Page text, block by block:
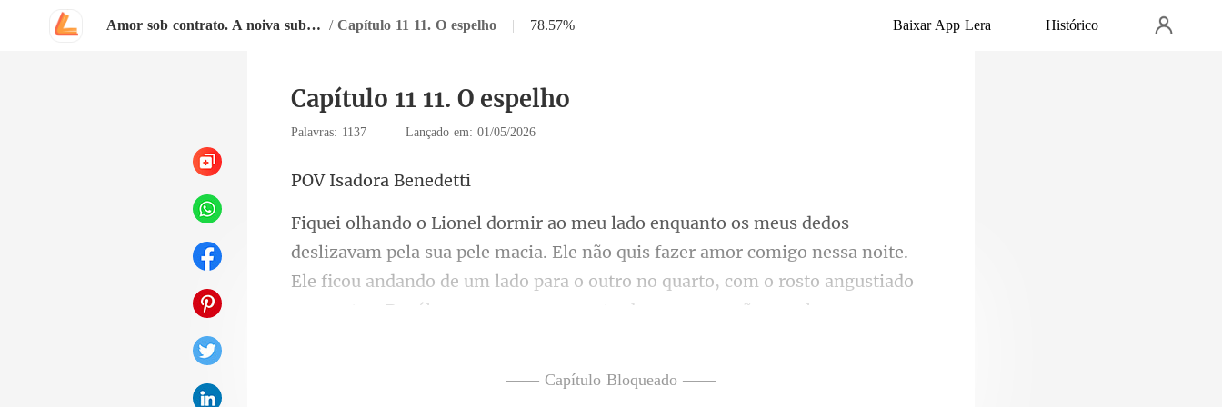
Amor sob contrato. A noiva substituta / Capítulo 11 11. O espelho | 78.57% Baixar App Lera Histórico
Capítulo 11 11. O espelho
Palavras: 1137 | Lançado em: 01/05/2026
dora Be
cia. Ele não quis fazer amor comigo nessa noite.
Ele ficou andando de um lado para o outro no
—— Capítulo Bloqueado ——